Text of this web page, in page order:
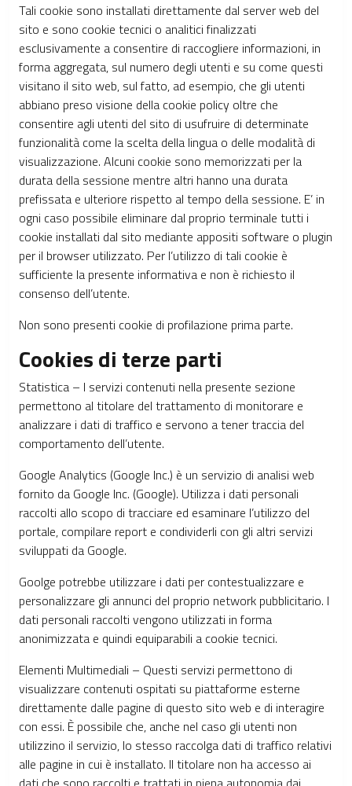
Tali cookie sono installati direttamente dal server web del
sito e sono cookie tecnici o analitici finalizzati
esclusivamente a consentire di raccogliere informazioni, in
forma aggregata, sul numero degli utenti e su come questi
visitano il sito web, sul fatto, ad esempio, che gli utenti
abbiano preso visione della cookie policy oltre che
consentire agli utenti del sito di usufruire di determinate
funzionalità come la scelta della lingua o delle modalità di
visualizzazione. Alcuni cookie sono memorizzati per la
durata della sessione mentre altri hanno una durata
prefissata e ulteriore rispetto al tempo della sessione. E’ in
ogni caso possibile eliminare dal proprio terminale tutti i
cookie installati dal sito mediante appositi software o plugin
per il browser utilizzato. Per l’utilizzo di tali cookie è
sufficiente la presente informativa e non è richiesto il
consenso dell’utente.
Non sono presenti cookie di profilazione prima parte.
Cookies di terze parti
Statistica – I servizi contenuti nella presente sezione
permettono al titolare del trattamento di monitorare e
analizzare i dati di traffico e servono a tener traccia del
comportamento dell’utente.
Google Analytics (Google Inc.) è un servizio di analisi web
fornito da Google Inc. (Google). Utilizza i dati personali
raccolti allo scopo di tracciare ed esaminare l’utilizzo del
portale, compilare report e condividerli con gli altri servizi
sviluppati da Google.
Goolge potrebbe utilizzare i dati per contestualizzare e
personalizzare gli annunci del proprio network pubblicitario. I
dati personali raccolti vengono utilizzati in forma
anonimizzata e quindi equiparabili a cookie tecnici.
Elementi Multimediali – Questi servizi permettono di
visualizzare contenuti ospitati su piattaforme esterne
direttamente dalle pagine di questo sito web e di interagire
con essi. È possibile che, anche nel caso gli utenti non
utilizzino il servizio, lo stesso raccolga dati di traffico relativi
alle pagine in cui è installato. Il titolare non ha accesso ai